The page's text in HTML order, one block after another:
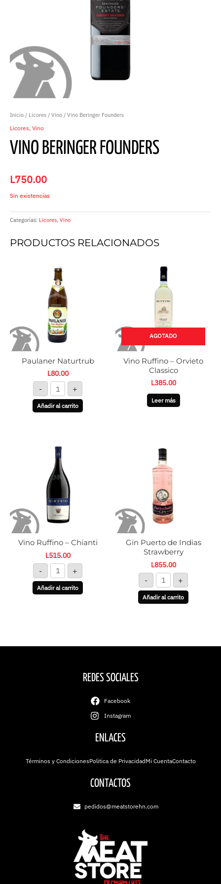
Inicio / Licores / Vino / Vino Beringer Founders
Licores, Vino
VINO BERINGER FOUNDERS
L750.00
Sin existencias
Categorías: Licores, Vino
PRODUCTOS RELACIONADOS
Paulaner Naturtrub
L80.00
-
cantidad
+
Añadir al carrito
AGOTADO
Vino Ruffino – Orvieto
Classico
L385.00
Leer más
Vino Ruffino – Chianti
L515.00
-
Ruffino
Chianti
cantidad
+
Añadir al carrito
Gin Puerto de Indias
Strawberry
L855.00
-
de
Indias
Strawberry
cantidad
+
Añadir al carrito
CONTACTOS
pedidos@meatstorehn.com
ENLACES
Términos y CondicionesPolitica de PrivacidadMi CuentaContacto
REDES SOCIALES
Facebook
Instagram